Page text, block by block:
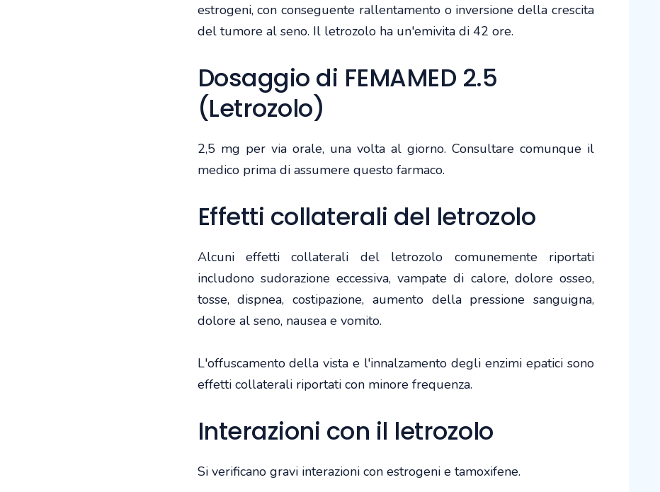
estrogeni, con conseguente rallentamento o inversione della crescita
del tumore al seno. Il letrozolo ha un'emivita di 42 ore.
Dosaggio di FEMAMED 2.5
(Letrozolo)
2,5 mg per via orale, una volta al giorno. Consultare comunque il
medico prima di assumere questo farmaco.
Effetti collaterali del letrozolo
Alcuni effetti collaterali del letrozolo comunemente riportati
includono sudorazione eccessiva, vampate di calore, dolore osseo,
tosse, dispnea, costipazione, aumento della pressione sanguigna,
dolore al seno, nausea e vomito.
L'offuscamento della vista e l'innalzamento degli enzimi epatici sono
effetti collaterali riportati con minore frequenza.
Interazioni con il letrozolo
Si verificano gravi interazioni con estrogeni e tamoxifene.